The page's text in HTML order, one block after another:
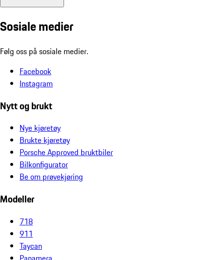
Sosiale medier
Følg oss på sosiale medier.
Facebook
Instagram
Nytt og brukt
Nye kjøretøy
Brukte kjøretøy
Porsche Approved bruktbiler
Bilkonfigurator
Be om prøvekjøring
Modeller
718
911
Taycan